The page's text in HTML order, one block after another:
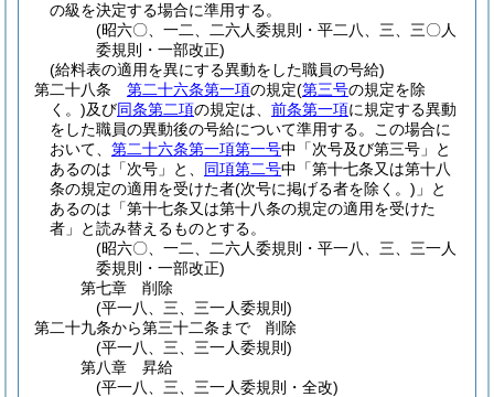
の級を決定する場合に準用する。
(昭六〇、一二、二六人委規則・平二八、三、三〇人
委規則・一部改正)
(給料表の適用を異にする異動をした職員の号給)
第二十八条
第二十六条第一項の規定(第三号の規定を除
く。)及び同条第二項の規定は、 前条第一項に規定する異動
をした職員の異動後の号給について準用する。
この場合に
おいて、 第二十六条第一項第一号中「次号及び第三号」と
あるのは「次号」と、 同項第二号中「第十七条又は第十八
条の規定の適用を受けた者(次号に掲げる者を除く。) 」と
あるのは「第十七条又は第十八条の規定の適用を受けた
者」と読み替えるものとする。
(昭六〇、一二、二六人委規則・平一八、三、三一人
委規則・一部改正)
第七章
削除
(平一八、三、三一人委規則)
第二十九条から第三十二条まで
削除
(平一八、三、三一人委規則)
第八章
昇給
(平一八、三、三一人委規則・全改)